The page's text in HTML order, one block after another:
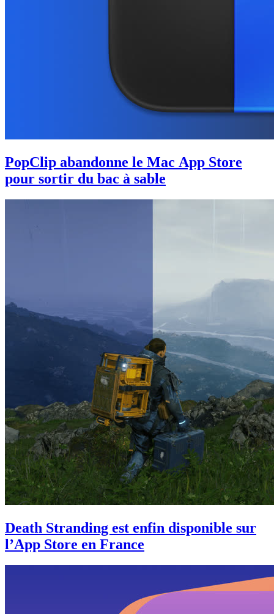
PopClip abandonne le Mac App Store
pour sortir du bac à sable
Death Stranding est enfin disponible sur
l’App Store en France